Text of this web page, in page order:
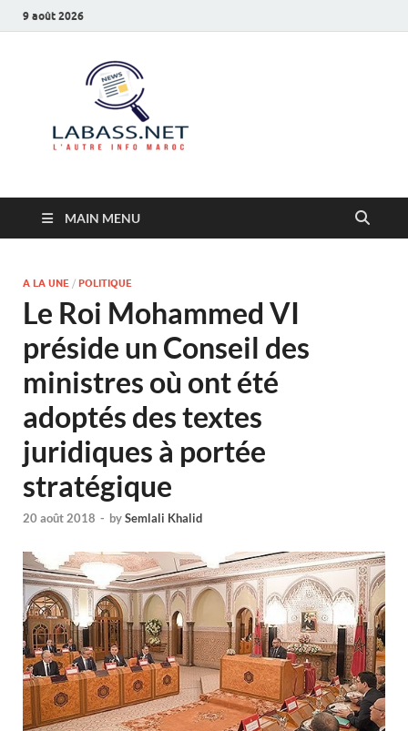
9 août 2026
MAIN MENU
A LA UNE / POLITIQUE
Le Roi Mohammed VI
préside un Conseil des
ministres où ont été
adoptés des textes
juridiques à portée
stratégique
20 août 2018 - bySemlali Khalid